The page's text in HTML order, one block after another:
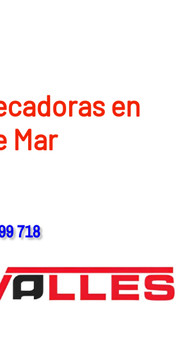
en
Mar
718